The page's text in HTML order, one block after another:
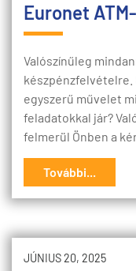
Euronet
Valószínűleg
készpénzfelvételre.
egyszerű művelet
feladatokkal jár?
felmerül Önben a
További...
JÚNIUS 20, 2025